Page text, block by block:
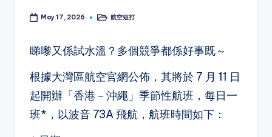
May 17, 2026
Posted航空短打
睇嚟又係試水溫？多個競爭都係好事既～
根據大灣區航空官網公佈，其將於 7 月 11 日
起開辦「香港－沖繩」季節性航班，每日一
班*，以波音 73A 飛航，航班時間如下：